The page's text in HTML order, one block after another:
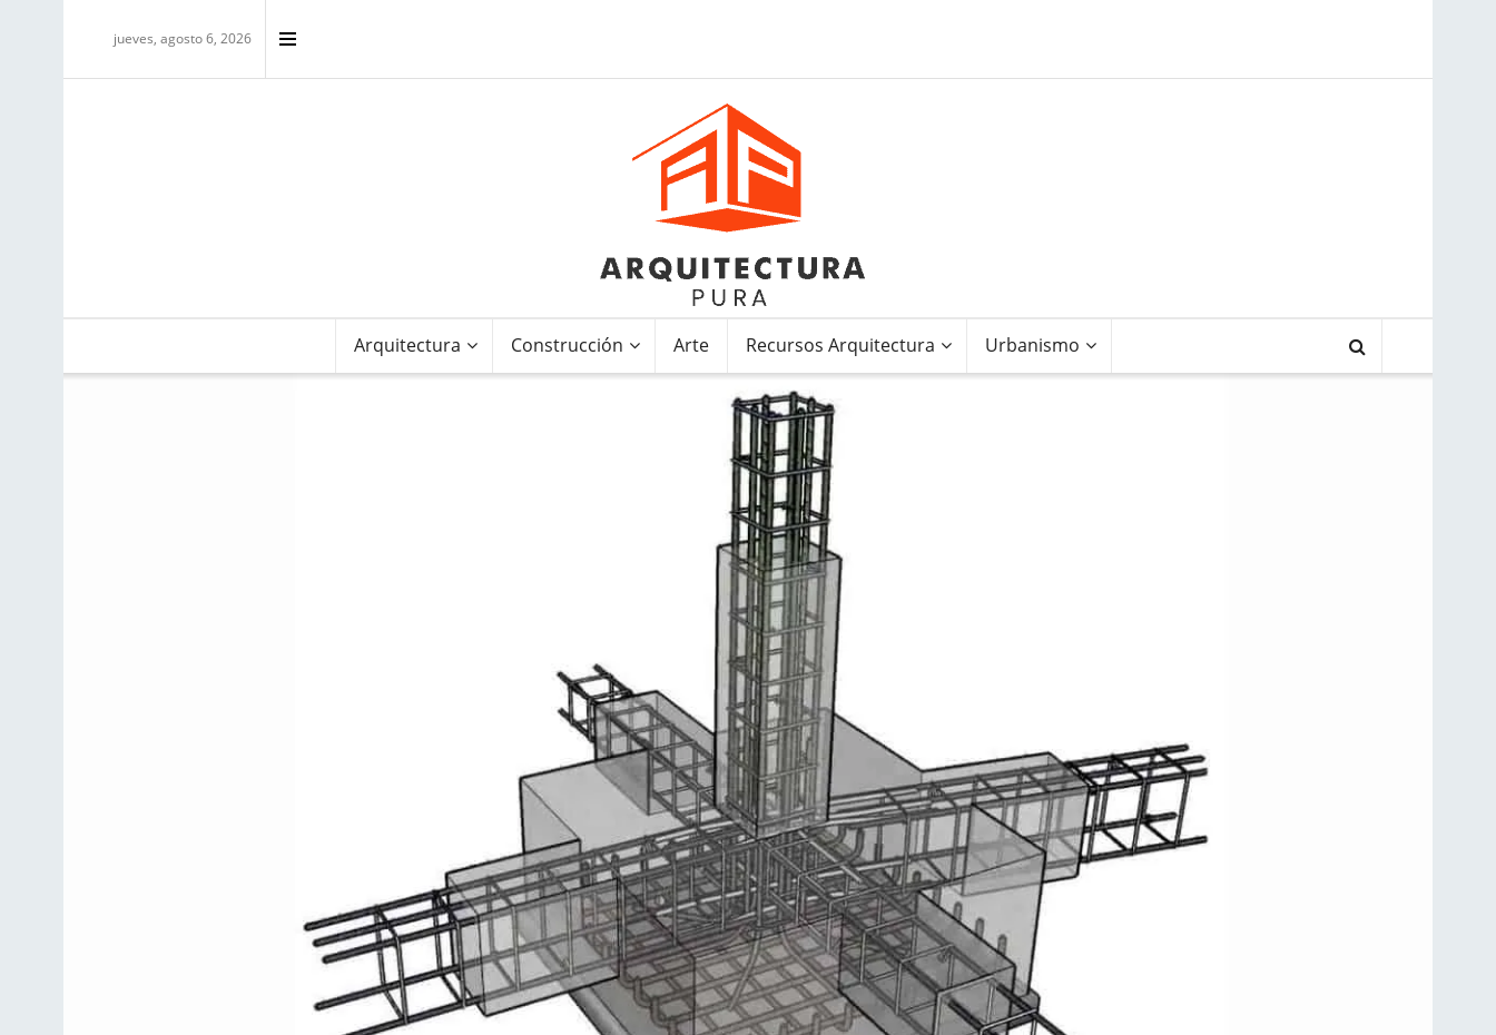
jueves, agosto 6, 2026
Arquitectura Construcción Arte Recursos Arquitectura Urbanismo